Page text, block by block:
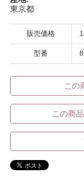
東京都
販売価格
型番
この
この商